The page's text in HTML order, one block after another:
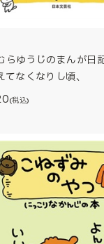
らゆうじのまんが
てなくなりし頃、
(税込)